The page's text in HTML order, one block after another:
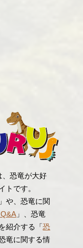
、恐竜が大好
トです。
」や、恐竜に関
」、恐竜
紹介する「恐
竜に関する情